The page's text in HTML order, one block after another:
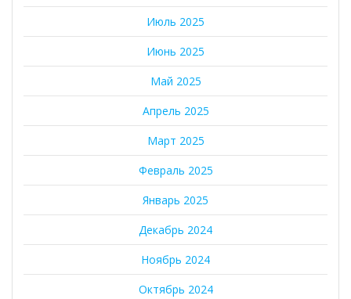
Июль 2025
Июнь 2025
Май 2025
Апрель 2025
Март 2025
Февраль 2025
Январь 2025
Декабрь 2024
Ноябрь 2024
Октябрь 2024